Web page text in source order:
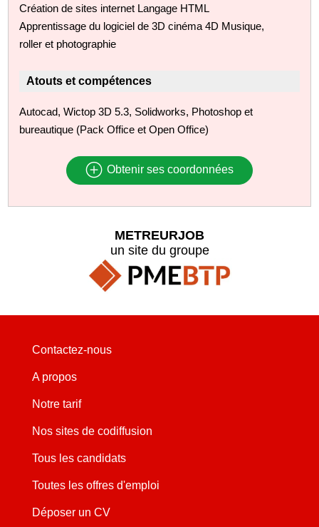
Création de sites internet Langage HTML
Apprentissage du logiciel de 3D cinéma 4D Musique,
roller et photographie
Atouts et compétences
Autocad, Wictop 3D 5.3, Solidworks, Photoshop et
bureautique (Pack Office et Open Office)
Obtenir ses coordonnées
METREURJOB
un site du groupe
Contactez-nous
A propos
Notre tarif
Nos sites de codiffusion
Tous les candidats
Toutes les offres d'emploi
Déposer un CV